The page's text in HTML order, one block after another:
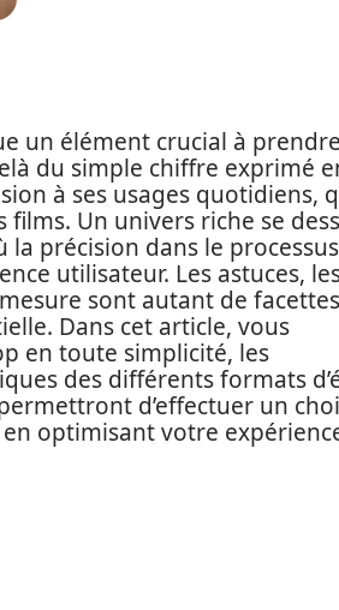
un élément crucial à
du simple chiffre exprimé
à ses usages quotidiens,
films. Un univers riche se
précision dans le
utilisateur. Les astuces,
sont autant de
Dans cet article, vous
en toute simplicité, les
des différents formats
d’effectuer un
optimisant votre